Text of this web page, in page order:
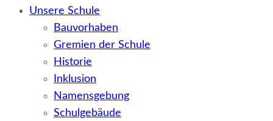
Unsere Schule
Bauvorhaben
Gremien der Schule
Historie
Inklusion
Namensgebung
Schulgebäude